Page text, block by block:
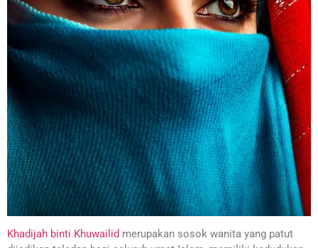
Khadijah binti Khuwailid merupakan sosok wanita yang patut